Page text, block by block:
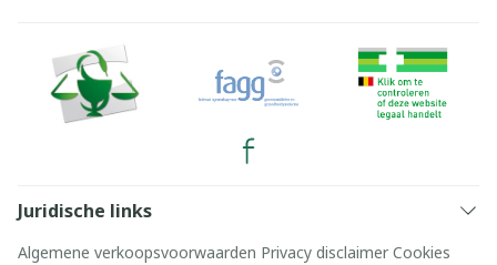
Juridische links
Algemene verkoopsvoorwaarden Privacy disclaimer Cookies